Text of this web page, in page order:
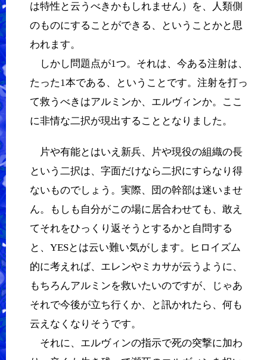
は特性と云うべきかもしれません）を、人類側
のものにすることができる、ということかと思
われます。
しかし問題点が1つ。それは、今ある注射は、
たった1本である、ということです。注射を打っ
て救うべきはアルミンか、エルヴィンか。ここ
に非情な二択が現出することとなりました。
片や有能とはいえ新兵、片や現役の組織の長
という二択は、字面だけなら二択にすらなり得
ないものでしょう。実際、団の幹部は迷いませ
ん。もしも自分がこの場に居合わせても、敢え
てそれをひっくり返そうとするかと自問する
と、YESとは云い難い気がします。ヒロイズム
的に考えれば、エレンやミカサが云うように、
もちろんアルミンを救いたいのですが、じゃあ
それで今後が立ち行くか、と訊かれたら、何も
云えなくなりそうです。
それに、エルヴィンの指示で死の突撃に加わ